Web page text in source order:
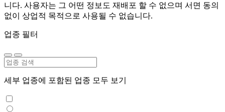
니다. 사용자는 그 어떤 정보도 재배포 할 수 없으며 서면 동의
없이 상업적 목적으로 사용될 수 없습니다.
업종 필터
세부 업종에 포함된 업종 모두 보기